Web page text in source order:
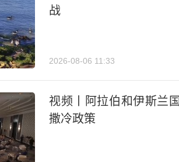
战
2026-08-06 11:33
视频丨阿拉伯和伊斯兰
撒冷政策